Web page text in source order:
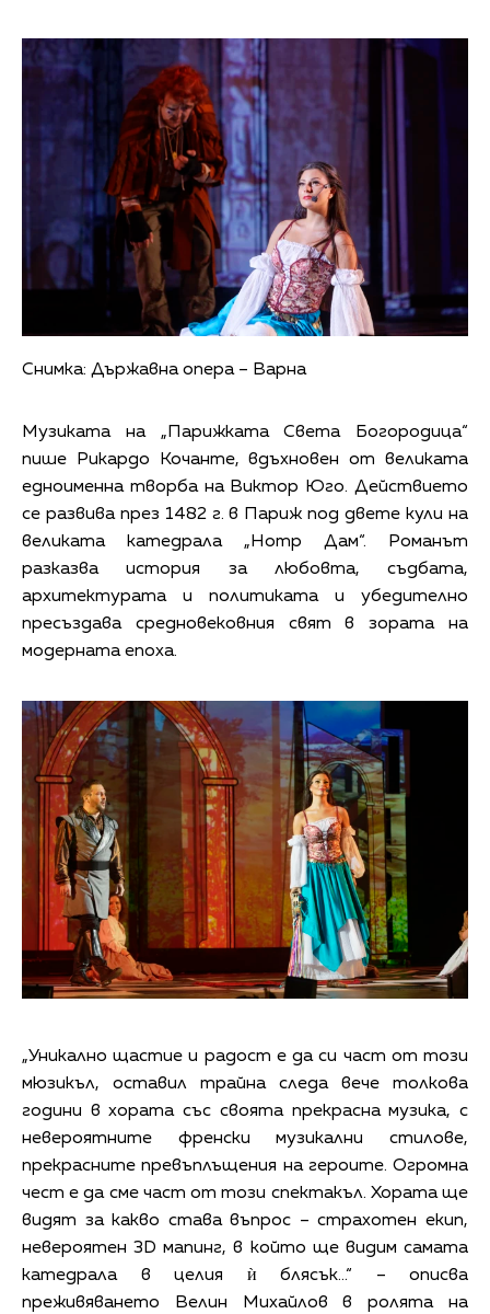
Снимка: Държавна опера – Варна
Музиката на „Парижката Света Богородица“
пише Рикардо Кочанте, вдъхновен от великата
едноименна творба на Виктор Юго. Действието
се развива през 1482 г. в Париж под двете кули на
великата катедрала „Нотр Дам“. Романът
разказва история за любовта, съдбата,
архитектурата и политиката и убедително
пресъздава средновековния свят в зората на
модерната епоха.
„Уникално щастие и радост е да си част от този
мюзикъл, оставил трайна следа вече толкова
години в хората със своята прекрасна музика, с
невероятните френски музикални стилове,
прекрасните превъплъщения на героите. Огромна
чест е да сме част от този спектакъл. Хората ще
видят за какво става въпрос – страхотен екип,
невероятен 3D мапинг, в който ще видим самата
катедрала в целия ѝ блясък…“ – описва
преживяването Велин Михайлов в ролята на